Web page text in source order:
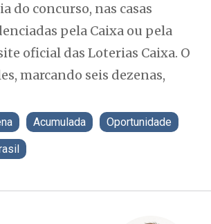
do concurso, nas casas
pela Caixa ou pela
oficial das Loterias Caixa. O
marcando seis dezenas,
Acumulada Oportunidade